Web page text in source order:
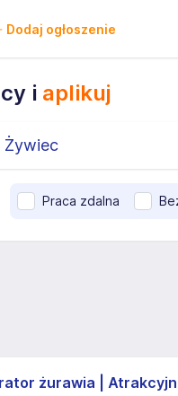
Dodaj ogłoszenie
i aplikuj
Praca zdalna